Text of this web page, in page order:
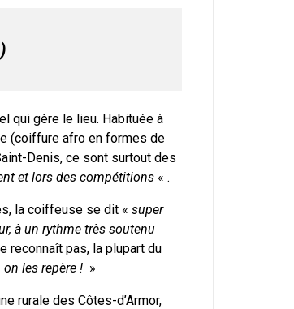
qui gère le lieu. Habituée à
(coiffure afro en formes de
Denis, ce sont surtout des
et lors des compétitions « .
la coiffeuse se dit « super
à un rythme très soutenu
reconnaît pas, la plupart du
on les repère ! »
rurale des Côtes-d’Armor,